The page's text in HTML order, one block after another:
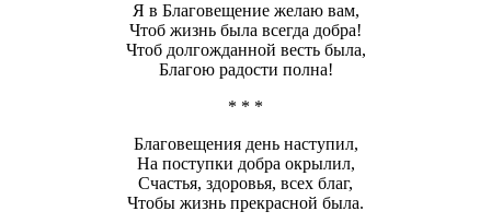
Я в Благовещение желаю вам,
Чтоб жизнь была всегда добра!
Чтоб долгожданной весть была,
Благою радости полна!
* * *
Благовещения день наступил,
На поступки добра окрылил,
Счастья, здоровья, всех благ,
Чтобы жизнь прекрасной была.